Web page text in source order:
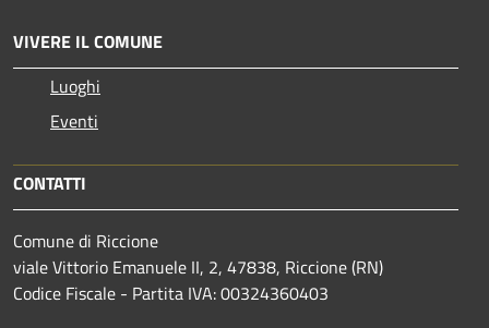
VIVERE IL COMUNE
Luoghi
Eventi
CONTATTI
Comune di Riccione
viale Vittorio Emanuele II, 2, 47838, Riccione (RN)
Codice Fiscale - Partita IVA: 00324360403